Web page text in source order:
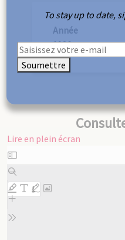
Année
1926
Lire en plein écran
Aller
au
contenu
PDF
To stay up to date,
Soumettre